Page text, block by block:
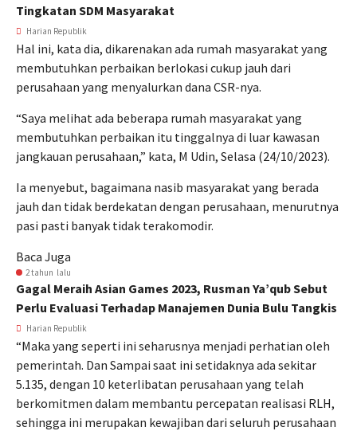
Tingkatan SDM Masyarakat
Harian Republik
Hal ini, kata dia, dikarenakan ada rumah masyarakat yang
membutuhkan perbaikan berlokasi cukup jauh dari
perusahaan yang menyalurkan dana CSR-nya.
“Saya melihat ada beberapa rumah masyarakat yang
membutuhkan perbaikan itu tinggalnya di luar kawasan
jangkauan perusahaan,” kata, M Udin, Selasa (24/10/2023).
Ia menyebut, bagaimana nasib masyarakat yang berada
jauh dan tidak berdekatan dengan perusahaan, menurutnya
pasi pasti banyak tidak terakomodir.
Baca Juga
2 tahun lalu
Gagal Meraih Asian Games 2023, Rusman Ya’qub Sebut
Perlu Evaluasi Terhadap Manajemen Dunia Bulu Tangkis
Harian Republik
“Maka yang seperti ini seharusnya menjadi perhatian oleh
pemerintah. Dan Sampai saat ini setidaknya ada sekitar
5.135, dengan 10 keterlibatan perusahaan yang telah
berkomitmen dalam membantu percepatan realisasi RLH,
sehingga ini merupakan kewajiban dari seluruh perusahaan